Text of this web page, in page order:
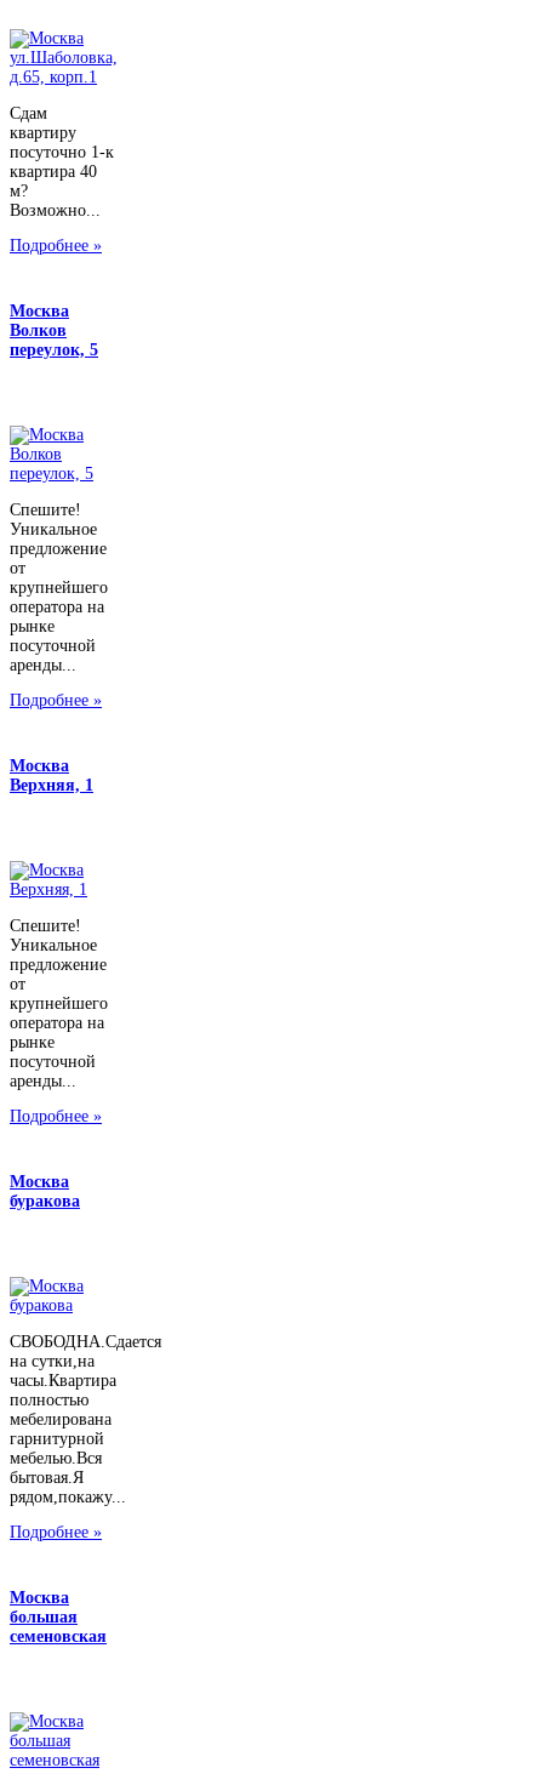
Сдам
квартиру
посуточно 1-к
квартира 40
м?
Возможно...
Подробнее »
Москва
Волков
переулок, 5
Спешите!
Уникальное
предложение
от
крупнейшего
оператора на
рынке
посуточной
аренды...
Подробнее »
Москва
Верхняя, 1
Спешите!
Уникальное
предложение
от
крупнейшего
оператора на
рынке
посуточной
аренды...
Подробнее »
Москва
буракова
СВОБОДНА.Сдается
на сутки,на
часы.Квартира
полностью
мебелирована
гарнитурной
мебелью.Вся
бытовая.Я
рядом,покажу...
Подробнее »
Москва
большая
семеновская